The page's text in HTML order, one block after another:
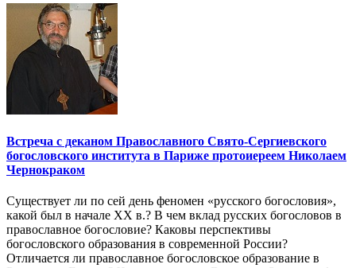
Встреча с деканом Православного Свято-Сергиевского
богословского института в Париже протоиереем Николаем
Чернокраком
Существует ли по сей день феномен «русского богословия»,
какой был в начале XX в.? В чем вклад русских богословов в
православное богословие? Каковы перспективы
богословского образования в современной России?
Отличается ли православное богословское образование в